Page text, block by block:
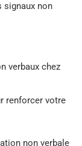
signaux non
verbaux chez
renforcer votre
non verbale